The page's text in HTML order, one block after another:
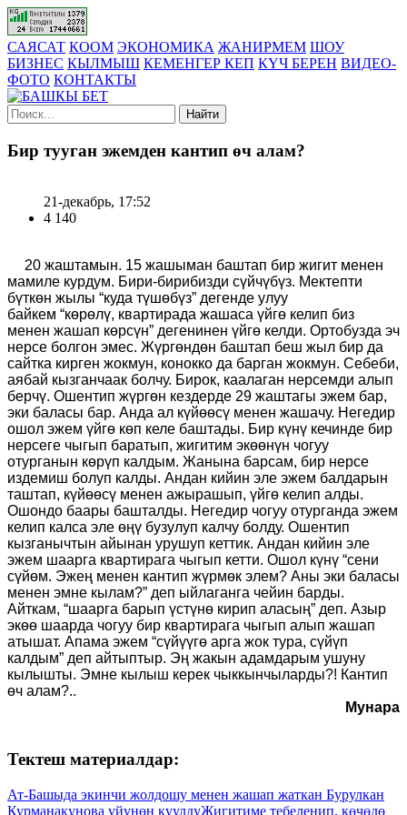
САЯСАТ КООМ ЭКОНОМИКА ЖАНИРМЕМ ШОУ
БИЗНЕС КЫЛМЫШ КЕМЕНГЕР КЕП КҮЧ БЕРЕН ВИДЕО-
ФОТО КОНТАКТЫ
Найти
Бир тууган эжемден кантип өч алам?
21-декабрь, 17:52
4 140
20 жаштамын. 15 жашыман баштап бир жигит менен
мамиле курдум. Бири-бирибизди сүйчүбүз. Мектепти
бүткөн жылы “куда түшөбүз” дегенде улуу
байкем “көрөлү, квартирада жашаса үйгө келип биз
менен жашап көрсүн” дегенинен үйгө келди. Ортобузда эч
нерсе болгон эмес. Жүргөндөн баштап беш жыл бир да
сайтка кирген жокмун, конокко да барган жокмун. Себеби,
аябай кызганчаак болчу. Бирок, каалаган нерсемди алып
берчү. Ошентип жүргөн кездерде 29 жаштагы эжем бар,
эки баласы бар. Анда ал күйөөсү менен жашачу. Негедир
ошол эжем үйгө көп келе баштады. Бир күнү кечинде бир
нерсеге чыгып баратып, жигитим экөөнүн чогуу
отурганын көрүп калдым. Жанына барсам, бир нерсе
издемиш болуп калды. Андан кийин эле эжем балдарын
таштап, күйөөсү менен ажырашып, үйгө келип алды.
Ошондо баары башталды. Негедир чогуу отурганда эжем
келип калса эле өңү бузулуп калчу болду. Ошентип
кызганычтын айынан урушуп кеттик. Андан кийин эле
эжем шаарга квартирага чыгып кетти. Ошол күнү “сени
сүйөм. Эжең менен кантип жүрмөк элем? Аны эки баласы
менен эмне кылам?” деп ыйлаганга чейин барды.
Айткам, “шаарга барып үстүнө кирип аласың” деп. Азыр
экөө шаарда чогуу бир квартирага чыгып алып жашап
атышат. Апама эжем “сүйүүгө арга жок тура, сүйүп
калдым” деп айтыптыр. Эң жакын адамдарым ушуну
кылышты. Эмне кылыш керек чыккынчыларды?! Кантип
өч алам?..
Мунара
Тектеш материалдар:
Ат-Башыда экинчи жолдошу менен жашап жаткан Бурулкан
Курманакунова үйүнөн куулдуЖигитиме тебеленип, көчөдө